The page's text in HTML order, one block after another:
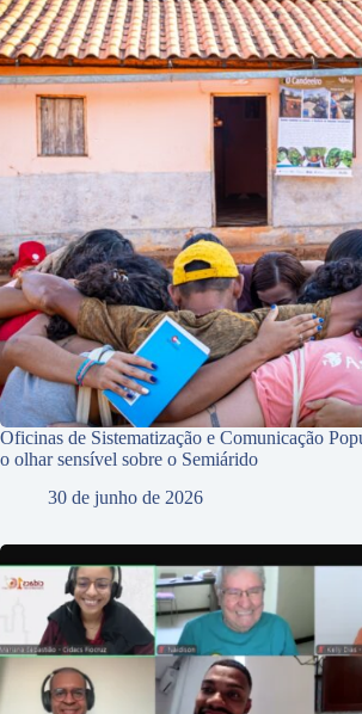
Oficinas de Sistematização e Comunicação
o olhar sensível sobre o Semiárido
30 de junho de 2026